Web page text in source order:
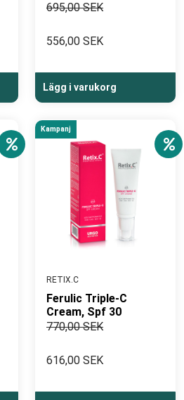
695,00 SEK
556,00 SEK
Lägg i varukorg
Kampanj
RETIX.C
Ferulic Triple-C
Cream, Spf 30
770,00 SEK
616,00 SEK